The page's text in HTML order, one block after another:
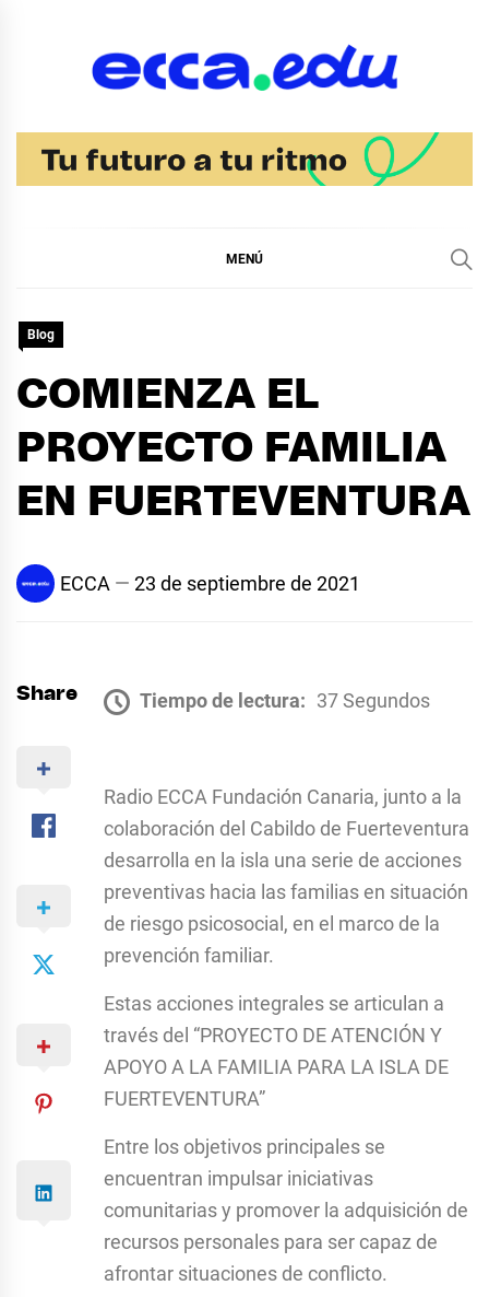
MENÚ
Blog
COMIENZA EL
PROYECTO FAMILIA
EN FUERTEVENTURA
ECCA 23 de septiembre de 2021
Share Tiempo de lectura: 37 Segundos
Radio ECCA Fundación Canaria, junto a la
colaboración del Cabildo de Fuerteventura
desarrolla en la isla una serie de acciones
preventivas hacia las familias en situación
de riesgo psicosocial, en el marco de la
prevención familiar.
Estas acciones integrales se articulan a
través del “PROYECTO DE ATENCIÓN Y
APOYO A LA FAMILIA PARA LA ISLA DE
FUERTEVENTURA”
Entre los objetivos principales se
encuentran impulsar iniciativas
comunitarias y promover la adquisición de
recursos personales para ser capaz de
afrontar situaciones de conflicto.